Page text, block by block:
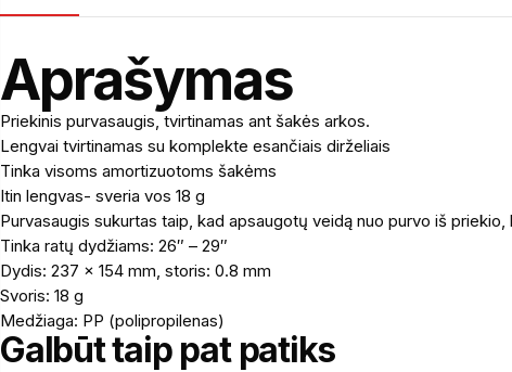
Aprašymas
Priekinis purvasaugis, tvirtinamas ant šakės arkos.
Lengvai tvirtinamas su komplekte esančiais dirželiais
Tinka visoms amortizuotoms šakėms
Itin lengvas- sveria vos 18 g
Purvasaugis sukurtas taip, kad apsaugotų veidą nuo purvo iš
Tinka ratų dydžiams: 26″ – 29″
Dydis: 237 x 154 mm, storis: 0.8 mm
Svoris: 18 g
Medžiaga: PP (polipropilenas)
Galbūt taip pat patiks